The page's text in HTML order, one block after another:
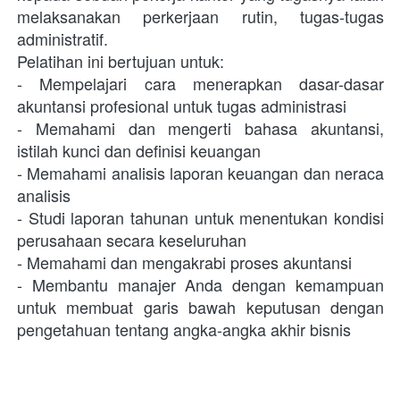
melaksanakan perkerjaan rutin, tugas-tugas
administratif.
Pelatihan ini bertujuan untuk:
- Mempelajari cara menerapkan dasar-dasar
akuntansi profesional untuk tugas administrasi
- Memahami dan mengerti bahasa akuntansi,
istilah kunci dan definisi keuangan
- Memahami analisis laporan keuangan dan neraca
analisis
- Studi laporan tahunan untuk menentukan kondisi
perusahaan secara keseluruhan
- Memahami dan mengakrabi proses akuntansi
- Membantu manajer Anda dengan kemampuan
untuk membuat garis bawah keputusan dengan
pengetahuan tentang angka-angka akhir bisnis